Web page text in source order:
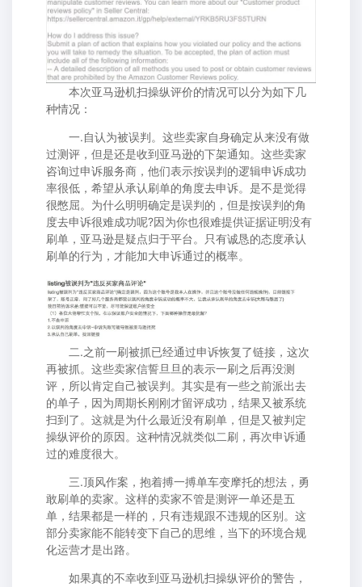
本次亚马逊机扫操纵评价的情况可以分为如下几
种情况：
一.自认为被误判。这些卖家自身确定从来没有做
过测评，但是还是收到亚马逊的下架通知。这些卖家
咨询过申诉服务商，他们表示按误判的逻辑申诉成功
率很低，希望从承认刷单的角度去申诉。是不是觉得
很憋屈。为什么明明确定是误判的，但是按误判的角
度去申诉很难成功呢?因为你也很难提供证据证明没有
刷单，亚马逊是疑点归于平台。只有诚恳的态度承认
刷单的行为，才能加大申诉通过的概率。
二.之前一刷被抓已经通过申诉恢复了链接，这次
再被抓。这些卖家信誓旦旦的表示一刷之后再没测
评，所以肯定自己被误判。其实是有一些之前派出去
的单子，因为周期长刚刚才留评成功，结果又被系统
扫到了。这就是为什么最近没有刷单，但是又被判定
操纵评价的原因。这种情况就类似二刷，再次申诉通
过的难度很大。
三.顶风作案，抱着搏一搏单车变摩托的想法，勇
敢刷单的卖家。这样的卖家不管是测评一单还是五
单，结果都是一样的，只有违规跟不违规的区别。这
部分卖家能不能转变下自己的思维，当下的环境合规
化运营才是出路。
如果真的不幸收到亚马逊机扫操纵评价的警告，